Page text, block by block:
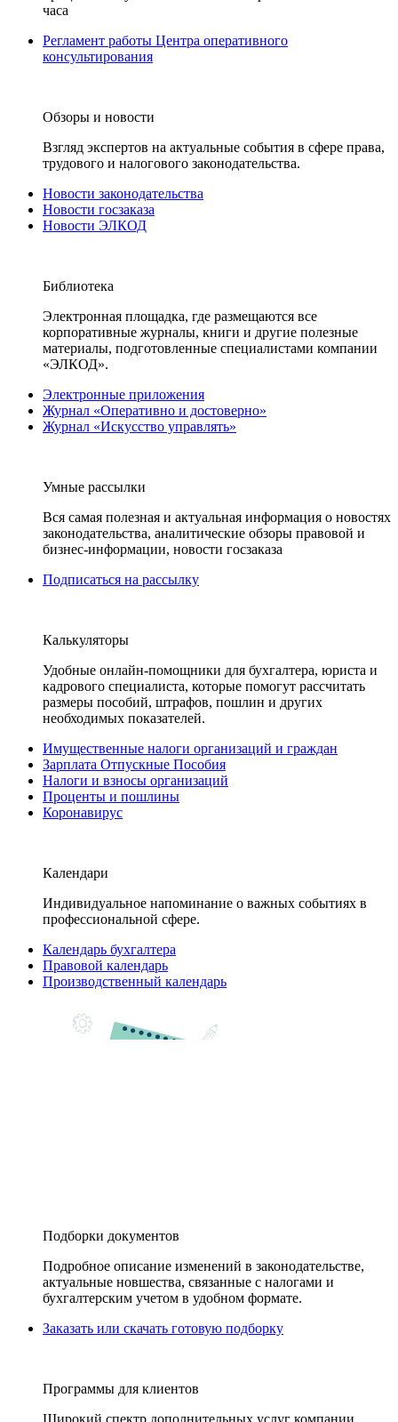
часа
Регламент работы Центра оперативного
консультирования
Обзоры и новости
Взгляд экспертов на актуальные события в сфере права,
трудового и налогового законодательства.
Новости законодательства
Новости госзаказа
Новости ЭЛКОД
Библиотека
Электронная площадка, где размещаются все
корпоративные журналы, книги и другие полезные
материалы, подготовленные специалистами компании
«ЭЛКОД».
Электронные приложения
Журнал «Оперативно и достоверно»
Журнал «Искусство управлять»
Умные рассылки
Вся самая полезная и актуальная информация о новостях
законодательства, аналитические обзоры правовой и
бизнес-информации, новости госзаказа
Подписаться на рассылку
Калькуляторы
Удобные онлайн-помощники для бухгалтера, юриста и
кадрового специалиста, которые помогут рассчитать
размеры пособий, штрафов, пошлин и других
необходимых показателей.
Имущественные налоги организаций и граждан
Зарплата Отпускные Пособия
Налоги и взносы организаций
Проценты и пошлины
Коронавирус
Календари
Индивидуальное напоминание о важных событиях в
профессиональной сфере.
Календарь бухгалтера
Правовой календарь
Производственный календарь
Подборки документов
Подробное описание изменений в законодательстве,
актуальные новшества, связанные с налогами и
бухгалтерским учетом в удобном формате.
Заказать или скачать готовую подборку
Программы для клиентов
Широкий спектр дополнительных услуг компании